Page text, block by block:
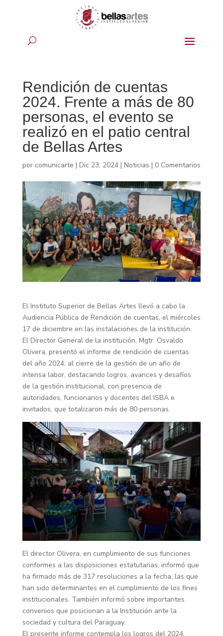
Rendición de cuentas
2024. Frente a más de 80
personas, el evento se
realizó en el patio central
de Bellas Artes
por comunicarte | Dic 23, 2024| Noticias | 0 Comentarios
El Instituto Superior de Bellas Artes llevó a cabo la
Audiencia Pública de Rendición de cuentas, el miércoles
17 de diciembre en las instalaciones de la institución.
El Director General de la institución, Mgtr. Osvaldo
Olivera, presentó el informe de rendición de cuentas
del año 2024, al cierre de la gestión de un año de
intensa labor, destacando logros, avances y desafíos
de la gestión institucional, con presencia de
autoridades, funcionarios y docentes del ISBA e
invitados, que totalizaron más de 80 personas.
El director Olivera, en cumplimiento de sus funciones
conformes a las disposiciones estatutarias, informó que
ha firmado más de 317 resoluciones a la fecha, las que
han sido determinantes en el cumplimiento de los fines
institucionales. También informó sobre importantes
convenios que posicionan a la Institución ante la
sociedad y cultura del Paraguay.
El presente informe contempla los logros del 2024,